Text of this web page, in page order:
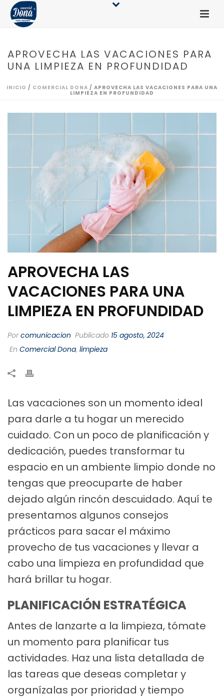
APROVECHA LAS VACACIONES PARA
UNA LIMPIEZA EN PROFUNDIDAD
INICIO / COMERCIAL DONA / APROVECHA LAS VACACIONES PARA UNA
LIMPIEZA EN PROFUNDIDAD
APROVECHA LAS
VACACIONES PARA UNA
LIMPIEZA EN PROFUNDIDAD
Porcomunicacion Publicado 15 agosto, 2024
En Comercial Dona, limpieza
Las vacaciones son un momento ideal
para darle a tu hogar un merecido
cuidado. Con un poco de planificación y
dedicación, puedes transformar tu
espacio en un ambiente limpio donde no
tengas que preocuparte de haber
dejado algún rincón descuidado. Aquí te
presentamos algunos consejos
prácticos para sacar el máximo
provecho de tus vacaciones y llevar a
cabo una limpieza en profundidad que
hará brillar tu hogar.
PLANIFICACIÓN ESTRATÉGICA
Antes de lanzarte a la limpieza, tómate
un momento para planificar tus
actividades. Haz una lista detallada de
las tareas que deseas completar y
organízalas por prioridad y tiempo